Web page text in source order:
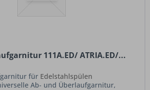
111A.ED/ ATRIA.ED/...
für Edelstahlspülen
Ab- und Überlaufgarnitur,